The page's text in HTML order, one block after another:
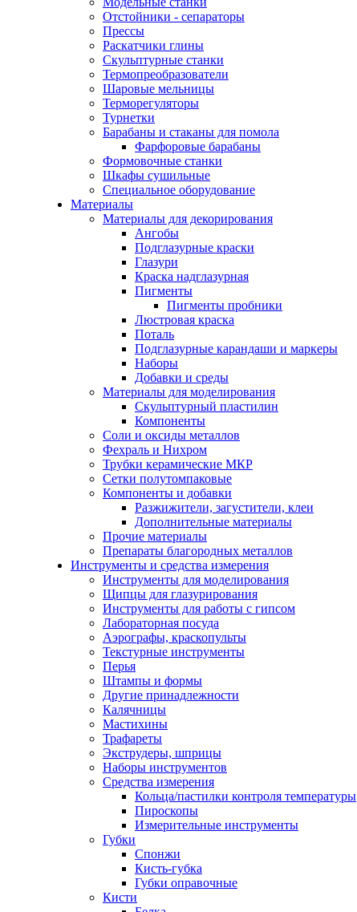
Отстойники - сепараторы
Прессы
Раскатчики глины
Скульптурные станки
Термопреобразователи
Шаровые мельницы
Терморегуляторы
Турнетки
Барабаны и стаканы для помола
Фарфоровые барабаны
Формовочные станки
Шкафы сушильные
Специальное оборудование
Материалы
Материалы для декорирования
Ангобы
Подглазурные краски
Глазури
Краска надглазурная
Пигменты
Пигменты пробники
Люстровая краска
Поталь
Подглазурные карандаши и маркеры
Наборы
Добавки и среды
Материалы для моделирования
Скульптурный пластилин
Компоненты
Соли и оксиды металлов
Фехраль и Нихром
Трубки керамические МКР
Сетки полутомпаковые
Компоненты и добавки
Разжижители, загустители, клеи
Дополнительные материалы
Прочие материалы
Препараты благородных металлов
Инструменты и средства измерения
Инструменты для моделирования
Щипцы для глазурирования
Инструменты для работы с гипсом
Лабораторная посуда
Аэрографы, краскопульты
Текстурные инструменты
Перья
Штампы и формы
Другие принадлежности
Калячницы
Мастихины
Трафареты
Экструдеры, шприцы
Наборы инструментов
Средства измерения
Кольца/пастилки контроля температуры
Пироскопы
Измерительные инструменты
Губки
Спонжи
Кисть-губка
Губки оправочные
Кисти